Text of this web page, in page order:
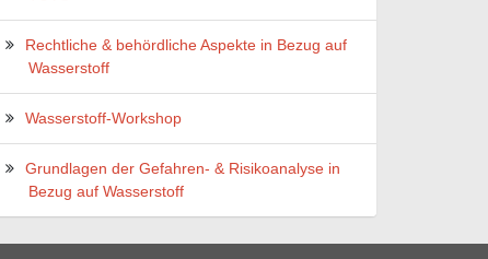
Rechtliche & behördliche Aspekte in Bezug auf
Wasserstoff
Wasserstoff-Workshop
Grundlagen der Gefahren- & Risikoanalyse in
Bezug auf Wasserstoff